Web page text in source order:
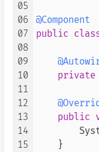
05
06
07
08
09
10
11
12
13
14
15
@Component
public
private
public
    }